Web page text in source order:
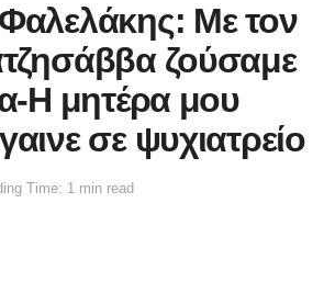
Με τον
ζούσαμε
Η μητέρα μου
σε ψυχιατρείο
Time: 1 min read